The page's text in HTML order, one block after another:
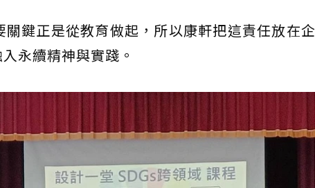
鍵正是從教育做起，所以康軒把這責任放在企
永續精神與實踐。